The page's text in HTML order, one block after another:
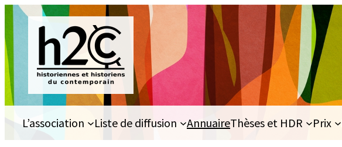
Aller
au
contenu
L’association Liste de diffusion AnnuaireThèses et HDR Prix